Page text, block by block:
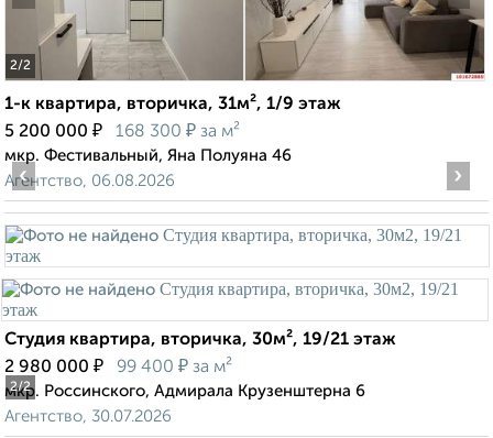
2/2
1-к квартира, вторичка, 31м², 1/9 этаж
5 200 000 ₽ 168 300 ₽ за м²
мкр. Фестивальный, Яна Полуяна 46
Агентство, 06.08.2026
2/2
‹ ›
Студия квартира, вторичка, 30м², 19/21 этаж
2 980 000 ₽ 99 400 ₽ за м²
мкр. Россинского, Адмирала Крузенштерна 6
Агентство, 30.07.2026